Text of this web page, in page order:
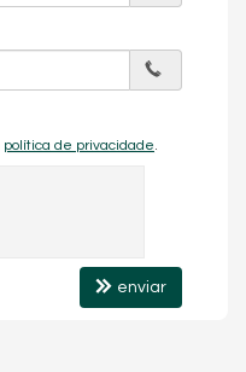
política de privacidade.
enviar